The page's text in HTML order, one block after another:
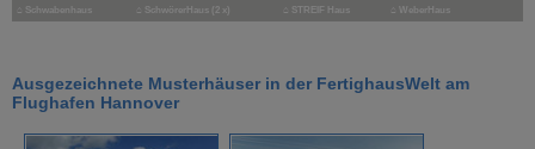
⌂ Schwabenhaus ⌂ SchwörerHaus (2 x) ⌂ STREIF Haus ⌂ WeberHaus
Ausgezeichnete Musterhäuser in der FertighausWelt am
Flughafen Hannover